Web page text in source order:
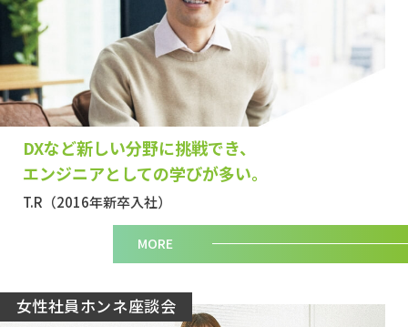
DXなど新しい分野に挑戦でき、
エンジニアとしての学びが多い。
T.R（2016年新卒入社）
MORE
女性社員ホンネ座談会